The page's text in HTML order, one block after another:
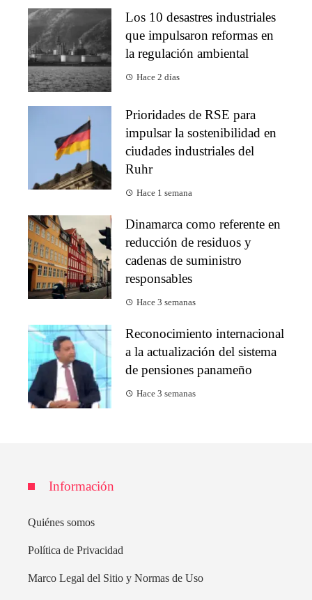
Los 10 desastres industriales
que impulsaron reformas en
la regulación ambiental
Hace 2 días
Prioridades de RSE para
impulsar la sostenibilidad en
ciudades industriales del
Ruhr
Hace 1 semana
Dinamarca como referente en
reducción de residuos y
cadenas de suministro
responsables
Hace 3 semanas
Reconocimiento internacional
a la actualización del sistema
de pensiones panameño
Hace 3 semanas
Información
Quiénes somos
Política de Privacidad
Marco Legal del Sitio y Normas de Uso